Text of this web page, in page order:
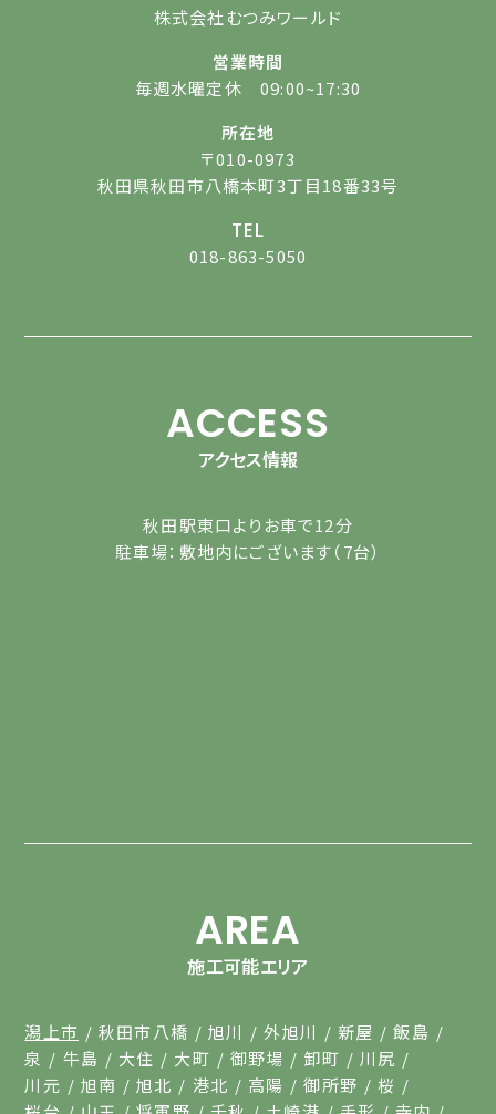
株式会社むつみワールド
営業時間
毎週水曜定休 09:00~17:30
所在地
〒010-0973
秋田県秋田市八橋本町3丁目18番33号
TEL
018-863-5050
ACCESS
アクセス情報
秋田駅東口よりお車で12分
駐車場：敷地内にございます（7台）
AREA
施工可能エリア
潟上市 秋田市八橋 旭川 外旭川 新屋
飯島
泉
牛島 大住 大町 御野場 卸町
川尻
川元
旭南 旭北 港北 高陽 御所野
桜